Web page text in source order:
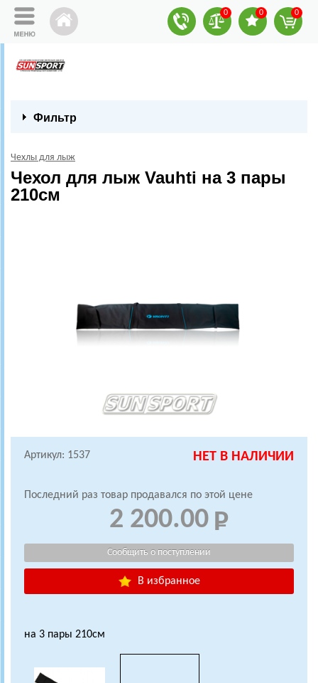
0 0 0
Фильтр
Чехлы для лыж
Чехол для лыж Vauhti на 3 пары
210см
Артикул: 1537 НЕТ В НАЛИЧИИ
Последний раз товар продавался по этой цене
2 200.00
В избранное
на 3 пары 210см